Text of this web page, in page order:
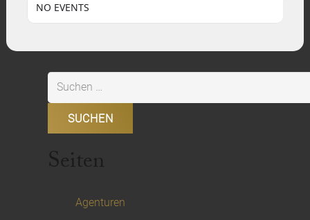
NO EVENTS
Suchen
nach:
Seiten
Agenturen